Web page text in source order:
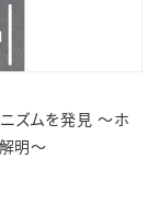
ズムを発見 ～ホ
明～